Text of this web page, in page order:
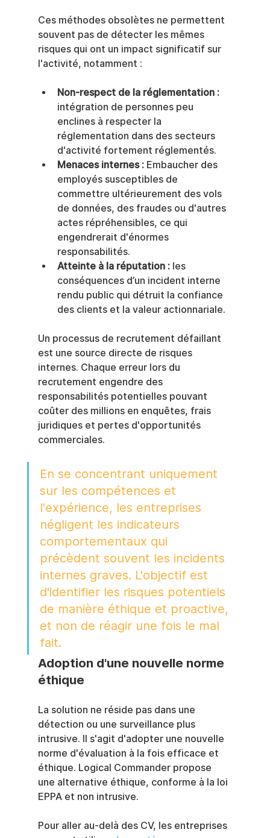
Ces méthodes obsolètes ne permettent
souvent pas de détecter les mêmes
risques qui ont un impact significatif sur
l'activité, notamment :
Non-respect de la réglementation :
intégration de personnes peu
enclines à respecter la
réglementation dans des secteurs
d'activité fortement réglementés.
Menaces internes : Embaucher des
employés susceptibles de
commettre ultérieurement des vols
de données, des fraudes ou d'autres
actes répréhensibles, ce qui
engendrerait d'énormes
responsabilités.
Atteinte à la réputation : les
conséquences d’un incident interne
rendu public qui détruit la confiance
des clients et la valeur actionnariale.
Un processus de recrutement défaillant
est une source directe de risques
internes. Chaque erreur lors du
recrutement engendre des
responsabilités potentielles pouvant
coûter des millions en enquêtes, frais
juridiques et pertes d'opportunités
commerciales.
En se concentrant uniquement
sur les compétences et
l'expérience, les entreprises
négligent les indicateurs
comportementaux qui
précèdent souvent les incidents
internes graves. L'objectif est
d'identifier les risques potentiels
de manière éthique et proactive,
et non de réagir une fois le mal
fait.
Adoption d'une nouvelle norme
éthique
La solution ne réside pas dans une
détection ou une surveillance plus
intrusive. Il s'agit d'adopter une nouvelle
norme d'évaluation à la fois efficace et
éthique. Logical Commander propose
une alternative éthique, conforme à la loi
EPPA et non intrusive.
Pour aller au-delà des CV, les entreprises